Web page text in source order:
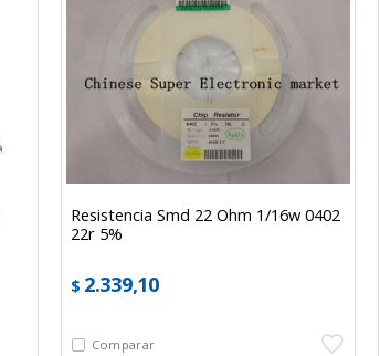
Resistencia Smd 22 Ohm 1/16w 0402
22r 5%
$ 2.339,10